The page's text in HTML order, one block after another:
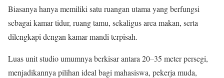
Biasanya hanya memiliki satu ruangan utama yang berfungsi
sebagai kamar tidur, ruang tamu, sekaligus area makan, serta
dilengkapi dengan kamar mandi terpisah.
Luas unit studio umumnya berkisar antara 20–35 meter persegi,
menjadikannya pilihan ideal bagi mahasiswa, pekerja muda,